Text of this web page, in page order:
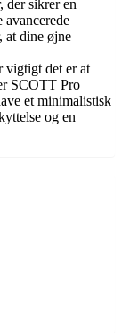
der sikrer en
at dine øjne
vigtigt det er at
SCOTT Pro
et minimalistisk
og en